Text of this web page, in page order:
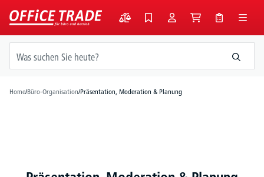
springen
Home/Büro-Organisation/Präsentation, Moderation & Planung